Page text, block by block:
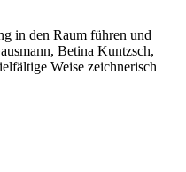
in den Raum führen und
Betina Kuntzsch,
Weise zeichnerisch